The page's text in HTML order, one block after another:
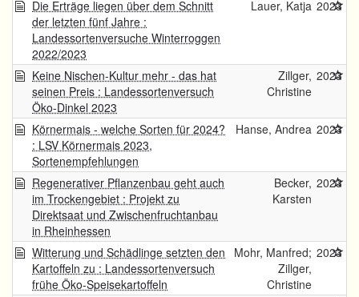
Die Erträge liegen über dem Schnitt
der letzten fünf Jahre :
Landessortenversuche Winterroggen
2022/2023
Lauer, Katja 2023
Keine Nischen-Kultur mehr - das hat
seinen Preis : Landessortenversuch
Öko-Dinkel 2023
Zillger,
Christine
2023
Körnermais - welche Sorten für 2024?
: LSV Körnermais 2023,
Sortenempfehlungen
Hanse, Andrea 2023
Regenerativer Pflanzenbau geht auch
im Trockengebiet : Projekt zu
Direktsaat und Zwischenfruchtanbau
in Rheinhessen
Becker,
Karsten
2023
Witterung und Schädlinge setzten den
Kartoffeln zu : Landessortenversuch
frühe Öko-Speisekartoffeln
Mohr, Manfred;
Zillger,
Christine
2023